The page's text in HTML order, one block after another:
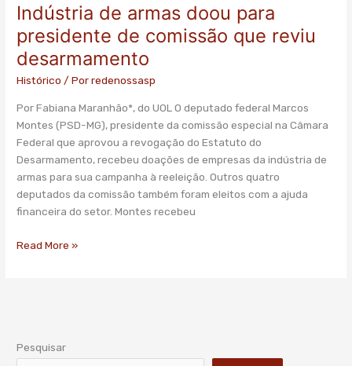
Indústria de armas doou para
presidente de comissão que reviu
desarmamento
Histórico / Porredenossasp
Por Fabiana Maranhão*, do UOL O deputado federal Marcos
Montes (PSD-MG), presidente da comissão especial na Câmara
Federal que aprovou a revogação do Estatuto do
Desarmamento, recebeu doações de empresas da indústria de
armas para sua campanha à reeleição. Outros quatro
deputados da comissão também foram eleitos com a ajuda
financeira do setor. Montes recebeu
Indústria
armas
doou
para
de
comissão
que
reviu
desarmamento
Read More »
Pesquisar